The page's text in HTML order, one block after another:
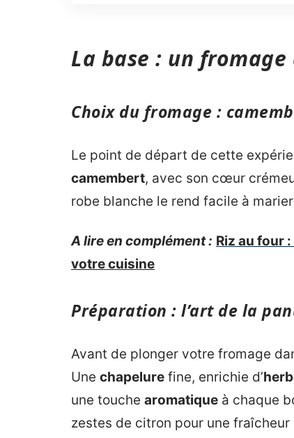
La base : un
Choix du fromage :
Le point de départ de cette
camembert, avec son cœur
robe blanche le rend facile à
A lire en complément : Riz au four
votre cuisine
Préparation : l’art de la
Avant de plonger votre fromage
Une chapelure fine, enrichie d’
une touche aromatique à chaque
zestes de citron pour une